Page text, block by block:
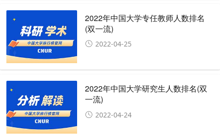
2022年中国大学专任教师人数排名
(双一流)
2022-04-25
2022年中国大学研究生人数排名(双
一流)
2022-04-24